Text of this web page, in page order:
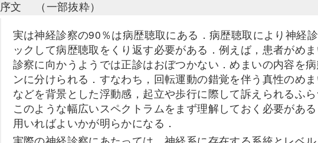
序文 （一部抜粋）
実は神経診察の90％は病歴聴取にある．病歴聴取により神経
ックして病歴聴取をくり返す必要がある．例えば，患者がめ
診察に向かうようでは正診はおぼつかない．めまいの内容を
ンに分けられる．すなわち，回転運動の錯覚を伴う真性のめ
などを背景とした浮動感，起立や歩行に際して訴えられるふ
このような幅広いスペクトラムをまず理解しておく必要があ
用いればよいかが明らかになる．